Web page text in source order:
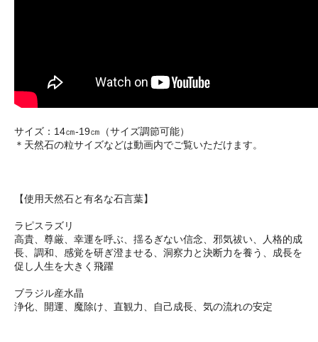
サイズ：14㎝-19㎝（サイズ調節可能）
＊天然石の粒サイズなどは動画内でご覧いただけます。
【使用天然石と有名な石言葉】
ラピスラズリ
高貴、尊厳、幸運を呼ぶ、揺るぎない信念、邪気祓い、人格的成
長、調和、感覚を研ぎ澄ませる、洞察力と決断力を養う、成長を
促し人生を大きく飛躍
ブラジル産水晶
浄化、開運、魔除け、直観力、自己成長、気の流れの安定